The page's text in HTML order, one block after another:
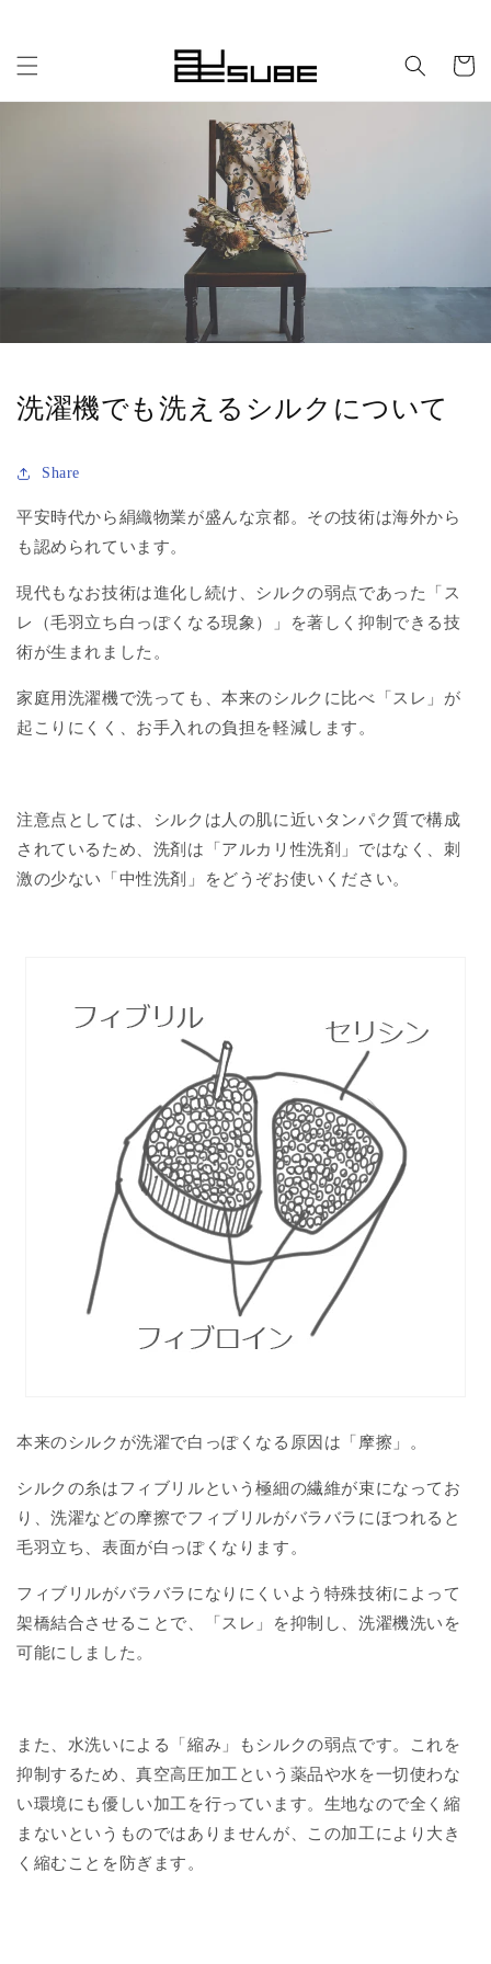
ー
洗濯機でも洗えるシルクについて
Share
平安時代から絹織物業が盛んな京都。その技術は海外から
も認められています。
現代もなお技術は進化し続け、シルクの弱点であった「ス
レ（毛羽立ち白っぽくなる現象）」を著しく抑制できる技
術が生まれました。
家庭用洗濯機で洗っても、本来のシルクに比べ「スレ」が
起こりにくく、お手入れの負担を軽減します。
注意点としては、シルクは人の肌に近いタンパク質で構成
されているため、洗剤は「アルカリ性洗剤」ではなく、刺
激の少ない「中性洗剤」をどうぞお使いください。
本来のシルクが洗濯で白っぽくなる原因は「摩擦」。
シルクの糸はフィブリルという極細の繊維が束になってお
り、洗濯などの摩擦でフィブリルがバラバラにほつれると
毛羽立ち、表面が白っぽくなります。
フィブリルがバラバラになりにくいよう特殊技術によって
架橋結合させることで、「スレ」を抑制し、洗濯機洗いを
可能にしました。
また、水洗いによる「縮み」もシルクの弱点です。これを
抑制するため、真空高圧加工という薬品や水を一切使わな
い環境にも優しい加工を行っています。生地なので全く縮
まないというものではありませんが、この加工により大き
く縮むことを防ぎます。